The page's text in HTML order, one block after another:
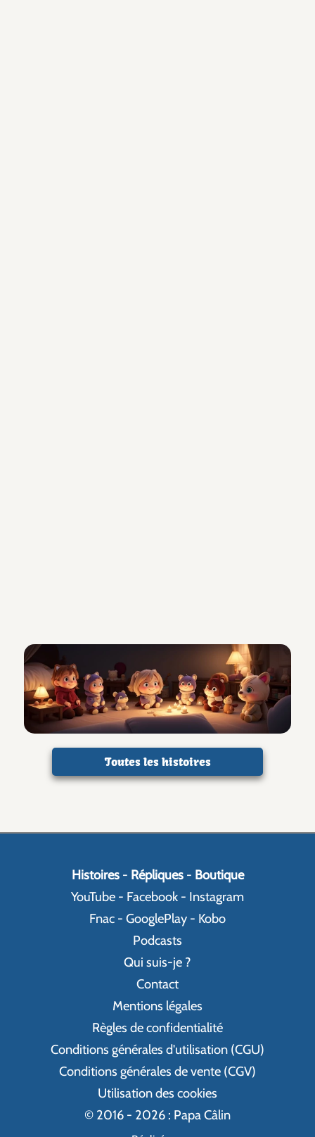
Toutes les histoires
Histoires- Répliques- Boutique
YouTube - Facebook - Instagram
Fnac - GooglePlay - Kobo
Podcasts
Qui suis-je ?
Contact
Mentions légales
Règles de confidentialité
Conditions générales d'utilisation (CGU)
Conditions générales de vente (CGV)
Utilisation des cookies
© 2016 - 2026 : Papa Câlin